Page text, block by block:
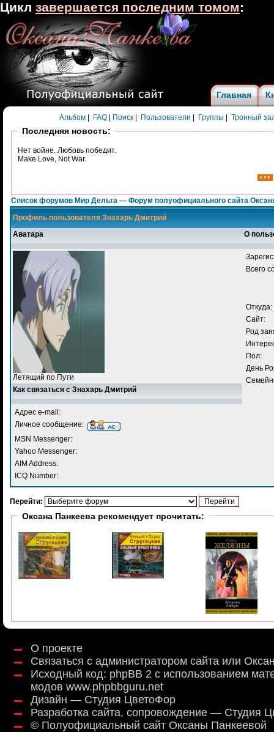
Главная
Альбом FAQ Поиск Пользователи Группы Тронный
Последняя новость:
Нет войне. Любовь победит.
Make Love, Not War.
Список форумов Мир Дельта — Форум полуофициального сайта
Профиль пользователя Знахарь Дмитрий
Аватара
О
Летящий по Пути
Всего
Откуда:
Сайт:
Род
Пол:
День
Как связаться с Знахарь Дмитрий
Адрес e-mail:
Личное сообщение:
MSN Messenger:
Yahoo Messenger:
AIM Address:
ICQ Number:
Перейти:
Оксана Панкеева рекомендует прочитать:
О проекте
Связаться с администратором сайта или
Исходный код: phpBB 2 с использованием
модов www.phpbbguru.net
Дизайн — Студия ЦветоФор
Разработка сайта, сопровождение — Студия
© Полуофициальный сайт Оксаны Панкеевой
Цикл завершается последним томом: